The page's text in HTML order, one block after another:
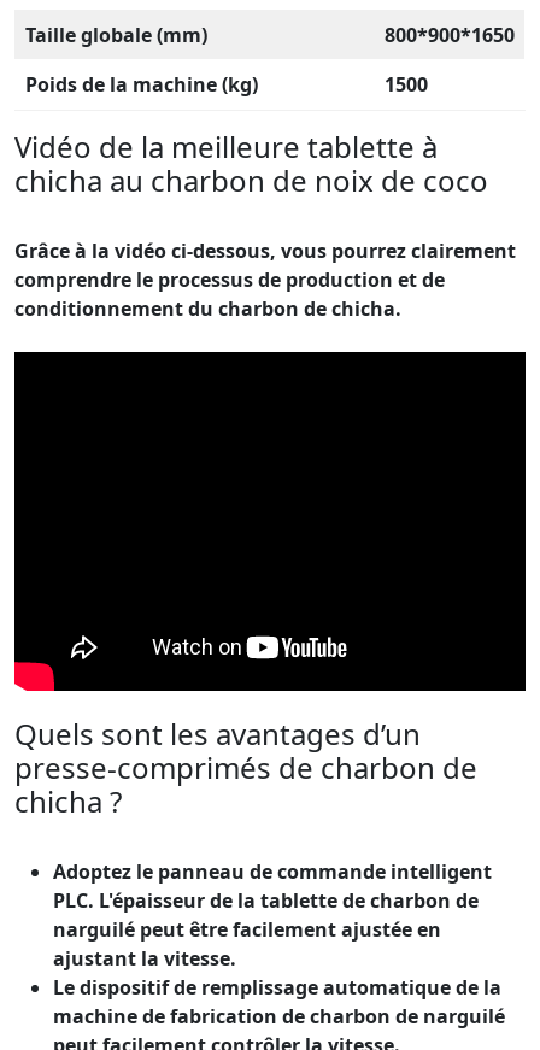
Taille globale (mm)
800*900*1650
Poids de la machine (kg)
1500
Vidéo de la meilleure tablette à
chicha au charbon de noix de coco
Grâce à la vidéo ci-dessous, vous pourrez clairement
comprendre le processus de production et de
conditionnement du charbon de chicha.
Quels sont les avantages d’un
presse-comprimés de charbon de
chicha ?
Adoptez le panneau de commande intelligent
PLC. L'épaisseur de la tablette de charbon de
narguilé peut être facilement ajustée en
ajustant la vitesse.
Le dispositif de remplissage automatique de la
machine de fabrication de charbon de narguilé